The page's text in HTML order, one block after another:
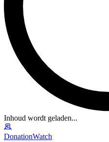
Inhoud wordt geladen...
DonationWatch